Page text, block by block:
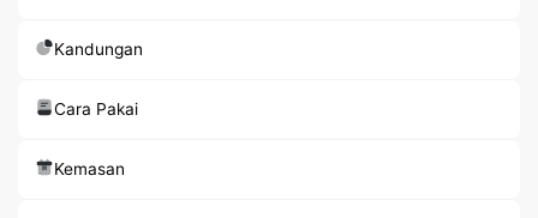
Kandungan
Cara Pakai
Kemasan